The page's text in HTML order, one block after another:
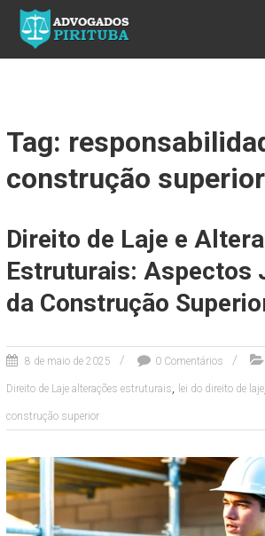
ADVOGADOS PIRITUBA
Precisando de advogado? Entre em contato!
Fazemos toda a assessoria que você
Tag:
construção superior
Direito de Laje e
Estruturais: Aspectos
da Construção
8 de maio de 2025 0 Comentários
Direito de Laje alterações estruturais, lei do direito de laje,
construção superior